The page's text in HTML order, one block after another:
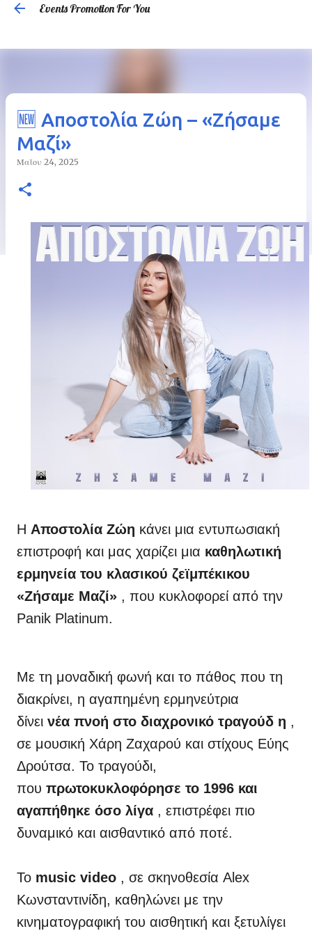
Events Promotion For You
🆕 Αποστολία Ζώη – «Ζήσαμε
Μαζί»
Μαΐου 24, 2025
Η Αποστολία Ζώη κάνει μια εντυπωσιακή
επιστροφή και μας χαρίζει μια καθηλωτική
ερμηνεία του κλασικού ζεϊμπέκικου
«Ζήσαμε Μαζί» , που κυκλοφορεί από την
Panik Platinum.
Με τη μοναδική φωνή και το πάθος που τη
διακρίνει, η αγαπημένη ερμηνεύτρια
δίνει νέα πνοή στο διαχρονικό τραγούδ η ,
σε μουσική Χάρη Ζαχαρού και στίχους Εύης
Δρούτσα. Το τραγούδι,
που πρωτοκυκλοφόρησε το 1996 και
αγαπήθηκε όσο λίγα , επιστρέφει πιο
δυναμικό και αισθαντικό από ποτέ.
Το music video , σε σκηνοθεσία Alex
Κωνσταντινίδη, καθηλώνει με την
κινηματογραφική του αισθητική και ξετυλίγει